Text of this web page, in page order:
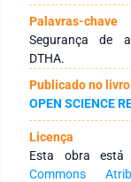
higiene,
presença de
resultando em
riscos de
DTHA, o controle
recebimento da
passando por
estar na saúde da
Palavras-chave
Segurança de
DTHA.
Publicado no livro
OPEN SCIENCE
Licença
Esta obra está
Commons